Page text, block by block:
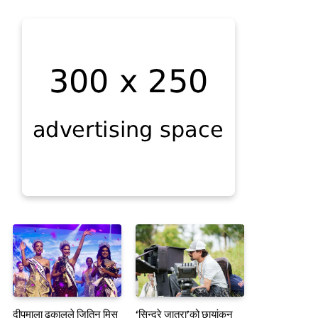
दीपमाला ढकालले जितिन् मिस
‘सिन्दुरे जात्रा’को छायांकन